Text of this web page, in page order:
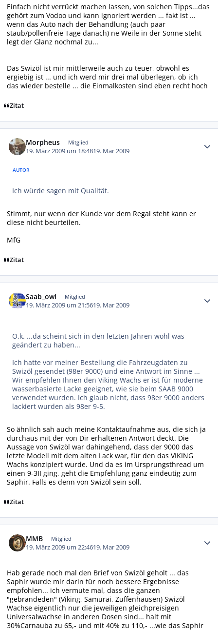
Einfach nicht verrückt machen lassen, von solchen Tipps...das
gehört zum Vodoo und kann ignoriert werden ... fakt ist ...
wenn das Auto nach der Behandlung (auch paar
staub/pollenfreie Tage danach) ne Weile in der Sonne steht
legt der Glanz nochmal zu...
Das Swizöl ist mir mittlerweile auch zu teuer, obwohl es
ergiebig ist ... und ich werd mir drei mal überlegen, ob ich
das wieder bestelle ... die Einmalkosten sind eben recht hoch
Zitat
Morpheus Mitglied
19. März 2009 um 18:4819. Mar 2009
AUTOR
Ich würde sagen mit Qualität.
Stimmt, nur wenn der Kunde vor dem Regal steht kann er
diese nicht beurteilen.
MfG
Zitat
Saab_owl Mitglied
19. März 2009 um 21:5619. Mar 2009
O.k. ...da scheint sich in den letzten Jahren wohl was
geändert zu haben...
Ich hatte vor meiner Bestellung die Fahrzeugdaten zu
Swizöl gesendet (98er 9000) und eine Antwort im Sinne ...
Wir empfehlen Ihnen den Viking Wachs er ist für moderne
wasserbasierte Lacke geeignet, wie sie beim SAAB 9000
verwendet wurden. Ich glaub nicht, dass 98er 9000 anders
lackiert wurden als 98er 9-5.
So ähnlich sah auch meine Kontaktaufnahme aus, die sich ja
durchaus mit der von Dir erhaltenen Antwort deckt. Die
Aussage von Swizöl war dahingehend, dass der 9000 das
letzte Modell mit dem alten Lack war, für den das VIKING
Wachs konzipiert wurde. Und da es im Ursprungsthread um
einen 9-3II ging, geht die Empfehlung ganz eindeutig zum
Saphir. Falls es denn von Swizöl sein soll.
Zitat
MMB Mitglied
19. März 2009 um 22:4619. Mar 2009
Hab gerade noch mal den Brief von Swizöl geholt ... das
Saphir wurde mir darin für noch bessere Ergebnisse
empfohlen... ich vermute mal, dass die ganzen
"gebrandeden" (Viking, Samurai, Zuffenhausen) Swizöl
Wachse eigentlich nur die jeweiligen gleichpreisigen
Universalwachse in anderen Dosen sind... halt mit
30%Carnauba zu 65,- und mit 40% zu 110,- ...wie das Saphir